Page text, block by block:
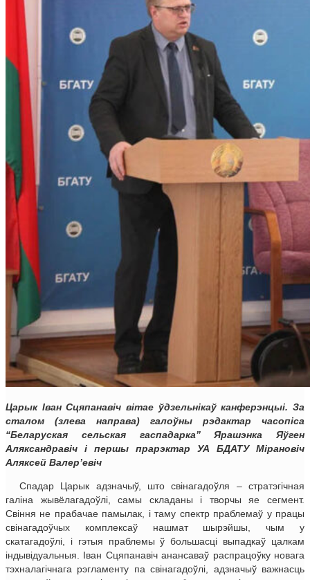
Царык Іван Сцяпанавіч вітае ўдзельнікаў канферэнцыі. За
сталом (злева направа) галоўны рэдактар часопіса
“Беларуская сельская гаспадарка” Ярашэнка Яўген
Аляксандравіч і першы прарэктар УА БДАТУ Мірановіч
Аляксей Валер’евіч
Спадар Царык адзначыў, што свінагадоўля ‒ стратэгічная
галіна жывёлагадоўлі, самы складаны і творчы яе сегмент.
Свіння не прабачае памылак, і таму спектр праблемаў у працы
свінагадоўчых комплексаў нашмат шырэйшы, чым у
скатагадоўлі, і гэтыя праблемы ў большасці выпадкаў цалкам
індывідуальныя. Іван Сцяпанавіч анансаваў распрацоўку новага
тэхналагічнага рэгламенту па свінагадоўлі, адзначыў важнасць